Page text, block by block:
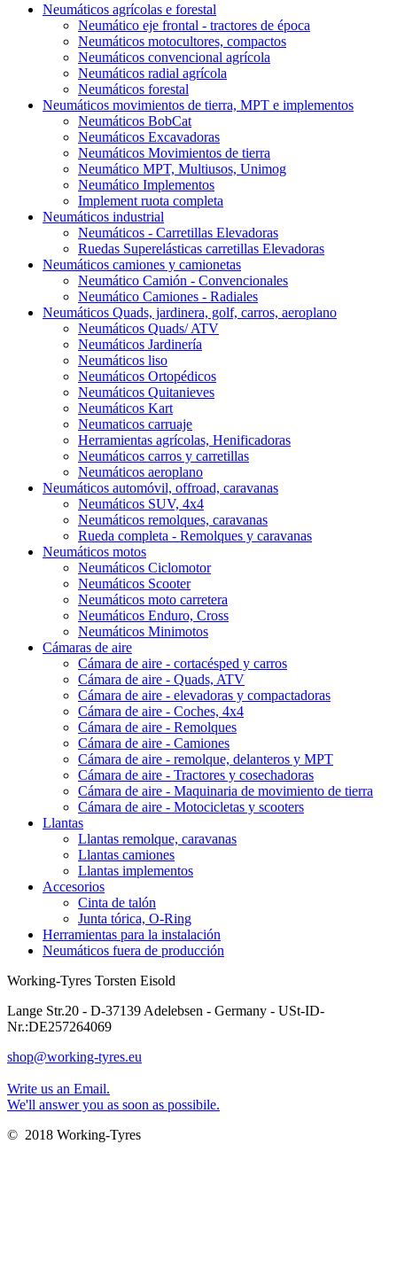
Neumáticos agrícolas e forestal
Neumático eje frontal - tractores de época
Neumáticos motocultores, compactos
Neumáticos convencional agrícola
Neumáticos radial agrícola
Neumáticos forestal
Neumáticos movimientos de tierra, MPT e implementos
Neumáticos BobCat
Neumáticos Excavadoras
Neumáticos Movimientos de tierra
Neumático MPT, Multiusos, Unimog
Neumático Implementos
Implement ruota completa
Neumáticos industrial
Neumáticos - Carretillas Elevadoras
Ruedas Superelásticas carretillas Elevadoras
Neumáticos camiones y camionetas
Neumático Camión - Convencionales
Neumático Camiones - Radiales
Neumáticos Quads, jardinera, golf, carros, aeroplano
Neumáticos Quads/ ATV
Neumáticos Jardinería
Neumáticos liso
Neumáticos Ortopédicos
Neumáticos Quitanieves
Neumáticos Kart
Neumaticos carruaje
Herramientas agrícolas, Henificadoras
Neumáticos carros y carretillas
Neumáticos aeroplano
Neumáticos automóvil, offroad, caravanas
Neumáticos SUV, 4x4
Neumáticos remolques, caravanas
Rueda completa - Remolques y caravanas
Neumáticos motos
Neumáticos Ciclomotor
Neumáticos Scooter
Neumáticos moto carretera
Neumáticos Enduro, Cross
Neumáticos Minimotos
Cámaras de aire
Cámara de aire - cortacésped y carros
Cámara de aire - Quads, ATV
Cámara de aire - elevadoras y compactadoras
Cámara de aire - Coches, 4x4
Cámara de aire - Remolques
Cámara de aire - Camiones
Cámara de aire - remolque, delanteros y MPT
Cámara de aire - Tractores y cosechadoras
Cámara de aire - Maquinaria de movimiento de tierra
Cámara de aire - Motocicletas y scooters
Llantas
Llantas remolque, caravanas
Llantas camiones
Llantas implementos
Accesorios
Cinta de talón
Junta tórica, O-Ring
Herramientas para la instalación
Neumáticos fuera de producción
Working-Tyres Torsten Eisold
Lange Str.20 - D-37139 Adelebsen - Germany - USt-ID-
Nr.:DE257264069
shop@working-tyres.eu
Write us an Email.
We'll answer you as soon as possibile.
© 2018 Working-Tyres